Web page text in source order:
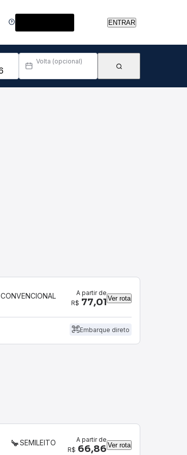
ENTRAR
Volta (opcional)
CONVENCIONAL
A partir de
R$ 77,01 Ver rota
Embarque direto
SEMILEITO
A partir de
R$ 66,86 Ver rota